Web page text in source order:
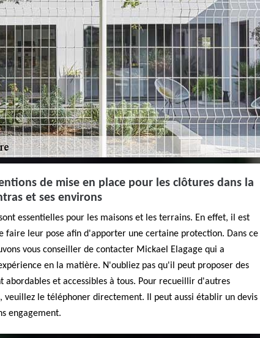
de mise en place pour les clôtures dans la
et ses environs
essentielles pour les maisons et les terrains. En effet, il est
faire leur pose afin d'apporter une certaine protection. Dans ce
vous conseiller de contacter Mickael Elagage qui a
en la matière. N'oubliez pas qu'il peut proposer des
abordables et accessibles à tous. Pour recueillir d'autres
veuillez le téléphoner directement. Il peut aussi établir un devis
engagement.